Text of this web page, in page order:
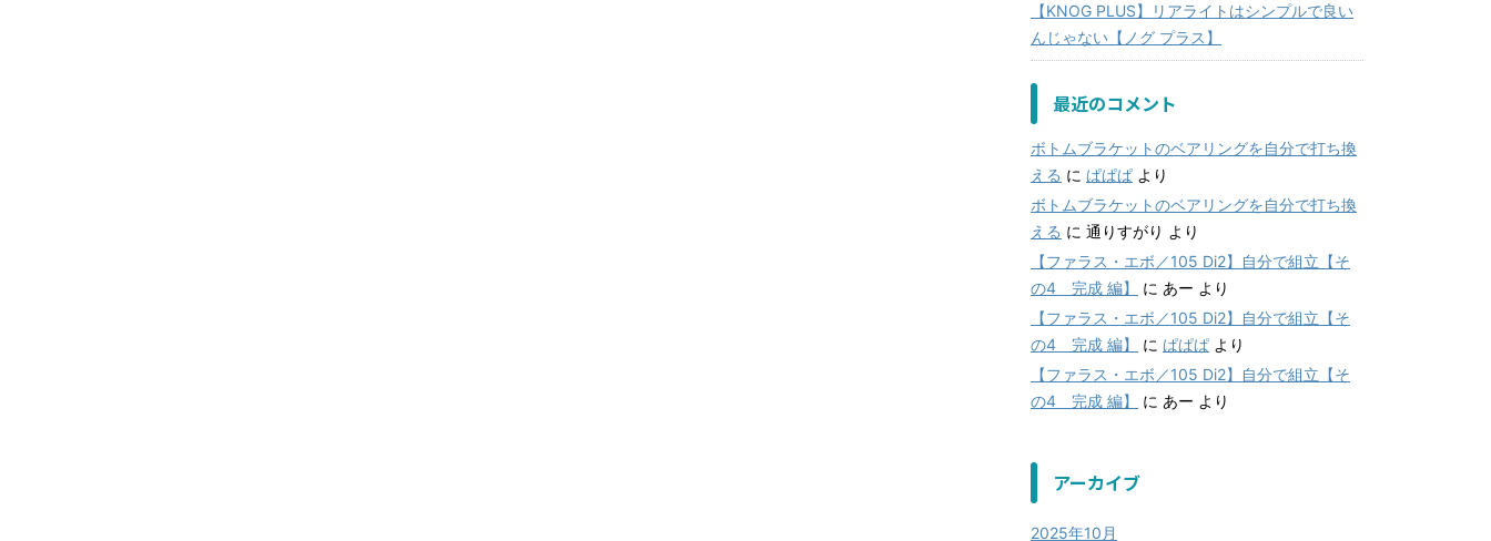
【KNOG PLUS】リアライトはシンプルで良い
んじゃない【ノグ プラス】
最近のコメント
ボトムブラケットのベアリングを自分で打ち換
える に ぱぱぱ より
ボトムブラケットのベアリングを自分で打ち換
える に 通りすがり より
【ファラス・エボ／105 Di2】自分で組立【そ
の4 完成 編】
に あー より
【ファラス・エボ／105 Di2】自分で組立【そ
の4 完成 編】
に ぱぱぱ より
【ファラス・エボ／105 Di2】自分で組立【そ
の4 完成 編】
に あー より
アーカイブ
2025年10月